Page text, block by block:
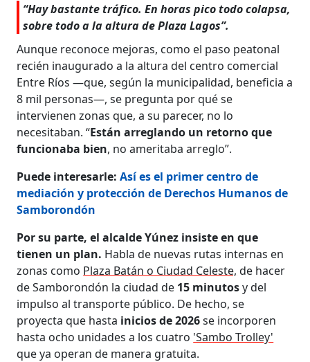
“Hay bastante tráfico. En horas pico todo colapsa,
sobre todo a la altura de Plaza Lagos”.
Aunque reconoce mejoras, como el paso peatonal
recién inaugurado a la altura del centro comercial
Entre Ríos —que, según la municipalidad, beneficia a
8 mil personas—, se pregunta por qué se
intervienen zonas que, a su parecer, no lo
necesitaban. “Están arreglando un retorno que
funcionaba bien, no ameritaba arreglo”.
Puede interesarle:Así es el primer centro de
mediación y protección de Derechos Humanos de
Samborondón
Por su parte, el alcalde Yúnez insiste en que
tienen un plan. Habla de nuevas rutas internas en
zonas como Plaza Batán o Ciudad Celeste, de hacer
de Samborondón la ciudad de 15 minutosy del
impulso al transporte público. De hecho, se
proyecta que hasta inicios de 2026se incorporen
hasta ocho unidades a los cuatro 'Sambo Trolley'
que ya operan de manera gratuita.